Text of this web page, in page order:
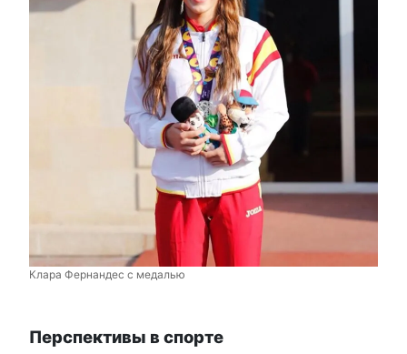
Клара Фернандес с медалью
Перспективы в спорте